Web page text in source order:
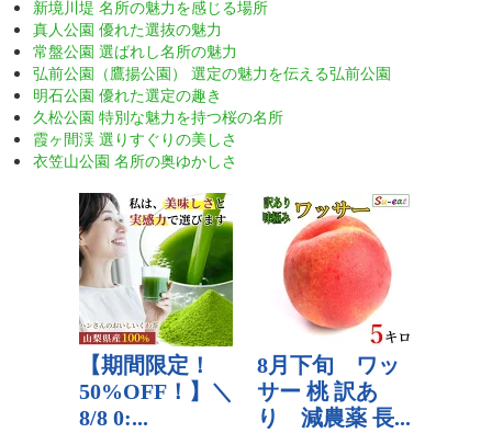
新境川堤 名所の魅力を感じる場所
真人公園 優れた選抜の魅力
常盤公園 選ばれし名所の魅力
弘前公園（鷹揚公園） 選定の魅力を伝える弘前公園
明石公園 優れた選定の趣き
久松公園 特別な魅力を持つ桜の名所
霞ヶ間渓 選りすぐりの美しさ
衣笠山公園 名所の奥ゆかしさ